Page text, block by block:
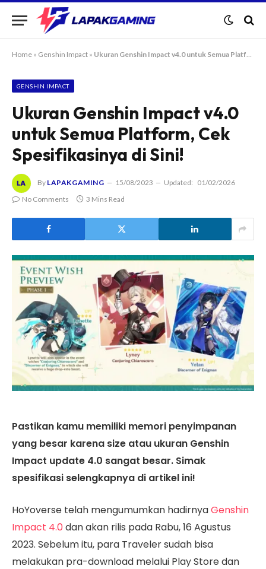
Home » Genshin Impact » Ukuran Genshin Impact v4.0 untuk Semua Platform, Cek Spesifikasinya di Sini!
GENSHIN IMPACT
Ukuran Genshin Impact v4.0
untuk Semua Platform, Cek
Spesifikasinya di Sini!
By LAPAKGAMING 15/08/2023 Updated: 01/02/2026
No Comments
3 Mins Read
Pastikan kamu memiliki memori penyimpanan
yang besar karena size atau ukuran Genshin
Impact update 4.0 sangat besar. Simak
spesifikasi selengkapnya di artikel ini!
HoYoverse telah mengumumkan hadirnyaGenshin
Impact 4.0dan akan rilis pada Rabu, 16 Agustus
2023. Sebelum itu, para Traveler sudah bisa
melakukan pra-download melalui Play Store dan